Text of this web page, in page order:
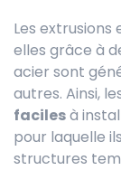
Les extrusions
elles grâce à
acier sont
autres. Ainsi,
facilesà
pour laquelle
structures